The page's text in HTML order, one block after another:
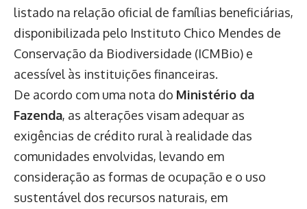
listado na relação oficial de famílias beneficiárias,
disponibilizada pelo Instituto Chico Mendes de
Conservação da Biodiversidade (ICMBio) e
acessível às instituições financeiras.
De acordo com uma nota do Ministério da
Fazenda, as alterações visam adequar as
exigências de crédito rural à realidade das
comunidades envolvidas, levando em
consideração as formas de ocupação e o uso
sustentável dos recursos naturais, em